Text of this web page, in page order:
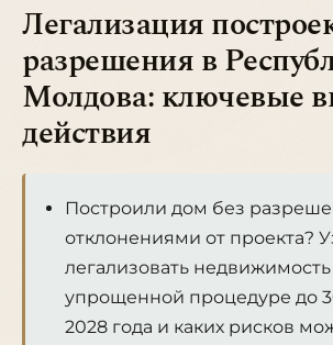
Легализация
разрешения в
Молдова: ключевые
действия
Построили дом без
отклонениями от проекта?
легализовать
упрощенной процедуре до
2028 года и каких рисков